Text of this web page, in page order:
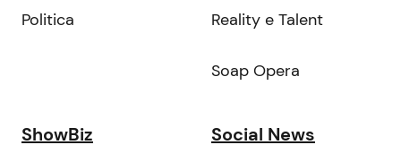
Politica Reality e Talent
Soap Opera
ShowBiz Social News